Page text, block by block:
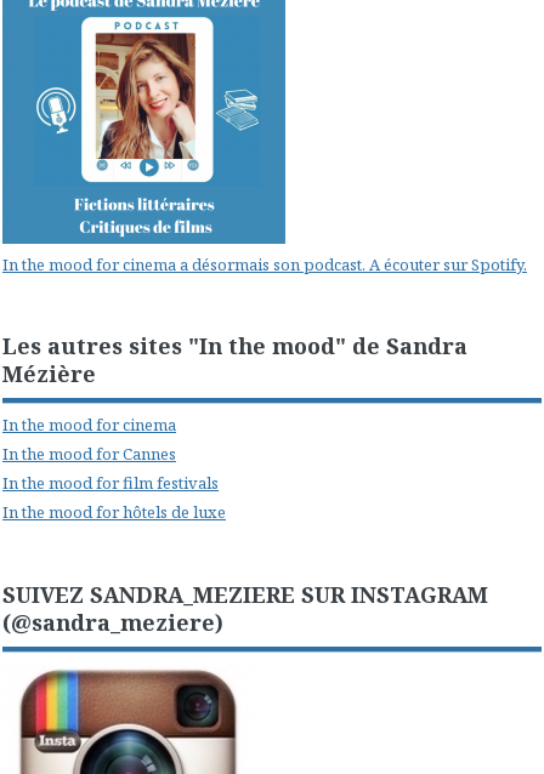
In the mood for cinema a désormais son podcast. A écouter sur Spotify.
Les autres sites "In the mood" de Sandra
Mézière
In the mood for cinema
In the mood for Cannes
In the mood for film festivals
In the mood for hôtels de luxe
SUIVEZ SANDRA_MEZIERE SUR INSTAGRAM
(@sandra_meziere)